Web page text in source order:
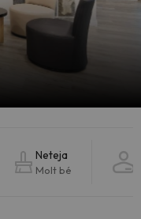
Neteja
Molt bé